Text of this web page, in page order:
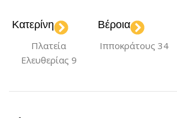
Κατερίνη
Πλατεία
Ελευθερίας 9
Βέροια
Ιπποκράτους 34